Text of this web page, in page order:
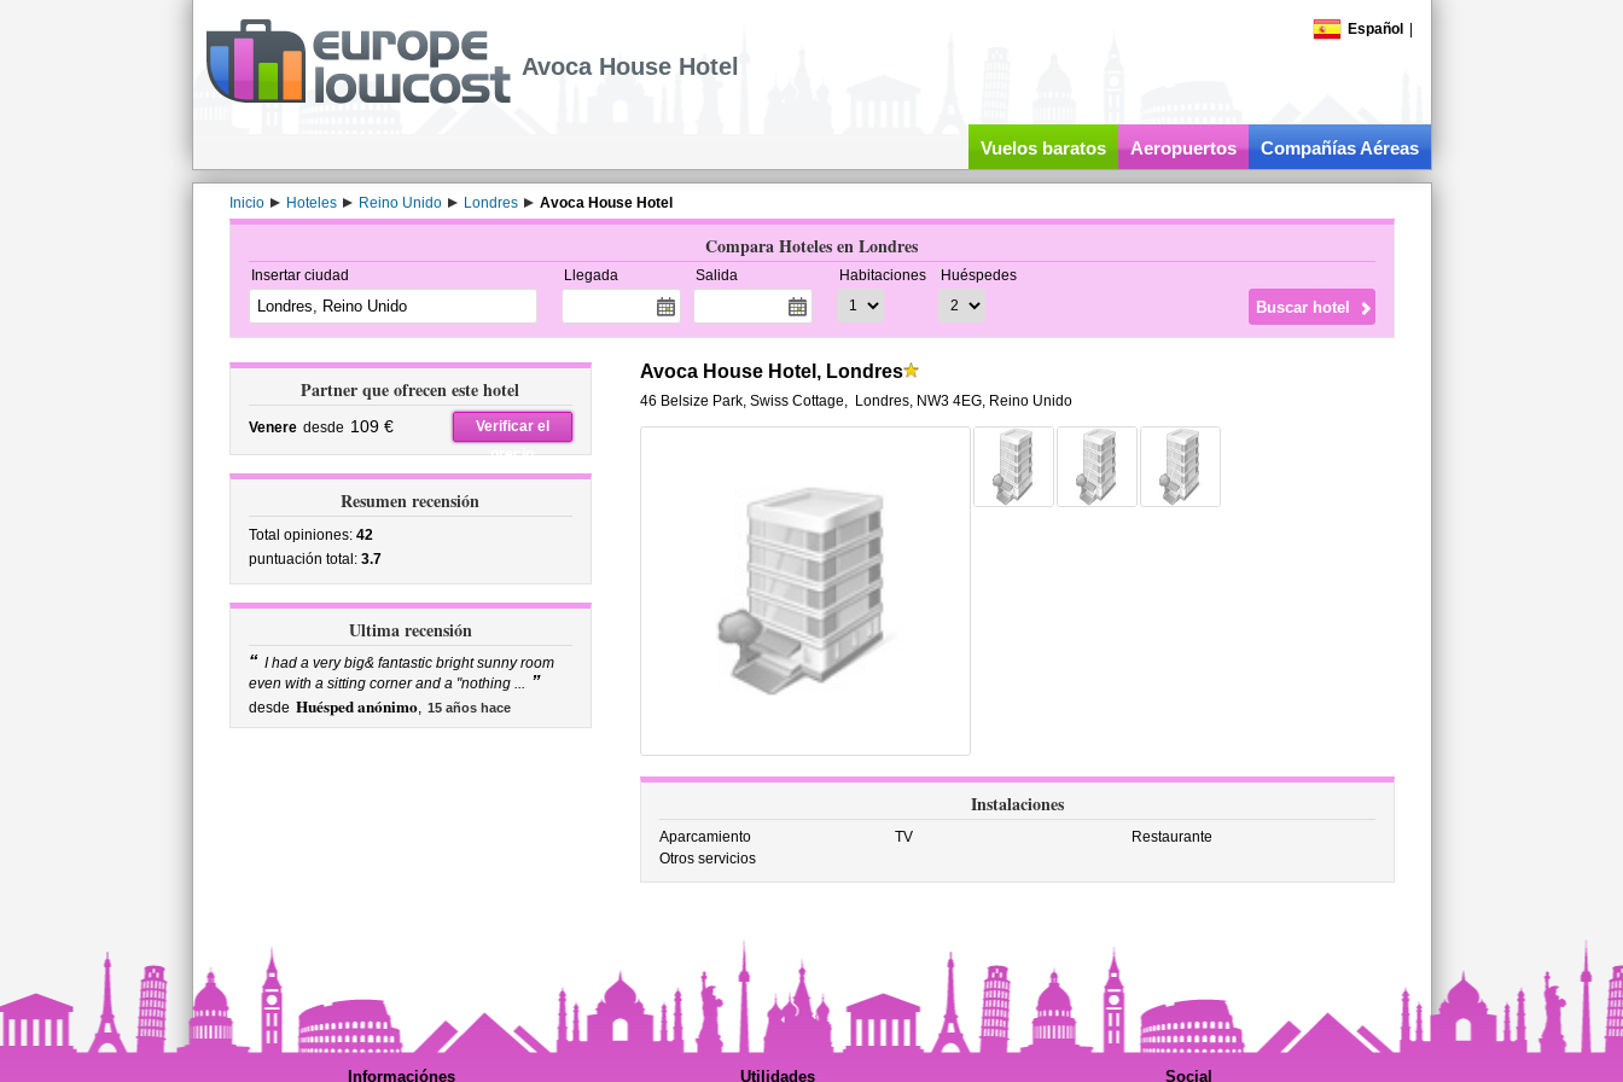
Español
Avoca House Hotel
Vuelos baratos Aeropuertos Compañías Aéreas
Inicio Hoteles Reino Unido Londres Avoca House Hotel
Compara Hoteles en Londres
Insertar ciudad Llegada Salida Habitaciones Huéspedes
Partner que ofrecen este hotel
Venere desde 109 €
Verificar el
precio
Resumen recensión
Total opiniones: 42
puntuación total: 3.7
Ultima recensión
“ I had a very big& fantastic bright sunny room
even with a sitting corner and a "nothing ... ”
desde Huésped anónimo, 15 años hace
Avoca House Hotel, Londres
46 Belsize Park, Swiss Cottage, Londres, NW3 4EG, Reino Unido
Instalaciones
Aparcamiento TV
Restaurante
Otros servicios
Informaciónes Utilidades Social